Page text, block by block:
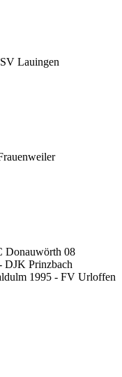
Lauingen
Donauwörth 08
DJK Prinzbach
1995 - FV Urloffen